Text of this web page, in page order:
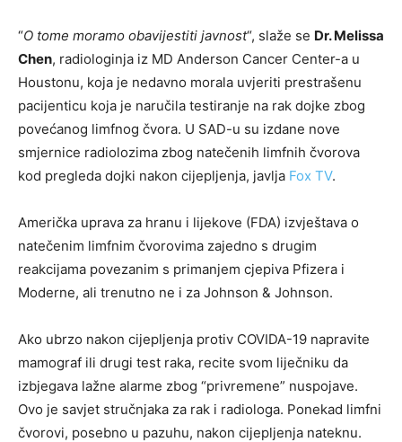
“O tome moramo obavijestiti javnost“, slaže se Dr. Melissa
Chen, radiologinja iz MD Anderson Cancer Center-a u
Houstonu, koja je nedavno morala uvjeriti prestrašenu
pacijenticu koja je naručila testiranje na rak dojke zbog
povećanog limfnog čvora. U SAD-u su izdane nove
smjernice radiolozima zbog natečenih limfnih čvorova
kod pregleda dojki nakon cijepljenja, javlja Fox TV.
Američka uprava za hranu i lijekove (FDA) izvještava o
natečenim limfnim čvorovima zajedno s drugim
reakcijama povezanim s primanjem cjepiva Pfizera i
Moderne, ali trenutno ne i za Johnson & Johnson.
Ako ubrzo nakon cijepljenja protiv COVIDA-19 napravite
mamograf ili drugi test raka, recite svom liječniku da
izbjegava lažne alarme zbog “privremene” nuspojave.
Ovo je savjet stručnjaka za rak i radiologa. Ponekad limfni
čvorovi, posebno u pazuhu, nakon cijepljenja nateknu.